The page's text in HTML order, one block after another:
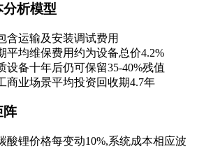
析模型
含运输及安装调试费用
平均维保费用约为设备总价4.2%
设备十年后仍可保留35-40%残值
商业场景平均投资回收期4.7年
阵
酸锂价格每变动10%,系统成本相应波